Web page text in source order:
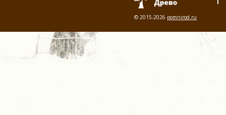
© 2015-2026 pomnirod.ru